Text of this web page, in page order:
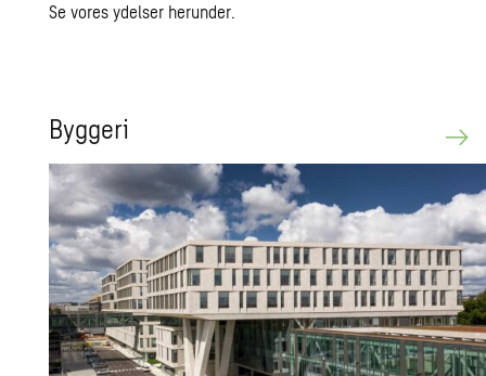
Se vores ydelser herunder.
Byg­ge­ri